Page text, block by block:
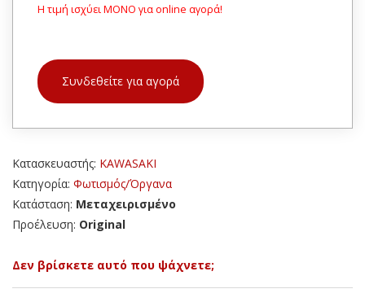
Η τιμή ισχύει ΜΟΝΟ για online αγορά!
Συνδεθείτε για αγορά
Κατασκευαστής: KAWASAKI
Κατηγορία: Φωτισμός/Όργανα
Κατάσταση: Μεταχειρισμένο
Προέλευση: Original
Δεν βρίσκετε αυτό που ψάχνετε;